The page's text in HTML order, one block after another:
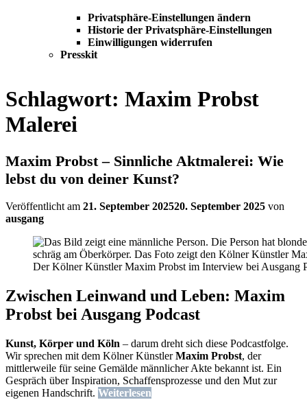
Privatsphäre-Einstellungen ändern
Historie der Privatsphäre-Einstellungen
Einwilligungen widerrufen
Presskit
Schlagwort: Maxim Probst
Malerei
Maxim Probst – Sinnliche Aktmalerei: Wie
lebst du von deiner Kunst?
Veröffentlicht am 21. September 202520. September 2025 von
ausgang
Der Kölner Künstler Maxim Probst im Interview bei Ausgang
Zwischen Leinwand und Leben: Maxim
Probst bei Ausgang Podcast
Kunst, Körper und Köln – darum dreht sich diese Podcastfolge.
Wir sprechen mit dem Kölner KünstlerMaxim Probst, der
mittlerweile für seine Gemälde männlicher Akte bekannt ist. Ein
Gespräch über Inspiration, Schaffensprozesse und den Mut zur
eigenen Handschrift. Weiterlesen